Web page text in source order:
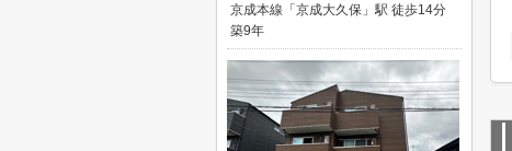
京成本線「京成大久保」駅 徒歩14分
築9年